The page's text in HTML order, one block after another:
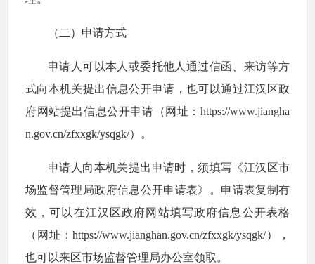
（二）申请方式
申请人可以本人或委托他人通过信函、来访等方
式向本机关提出信息公开申请，也可以通过江汉区政
府网站提出信息公开申请（网址：https://www.jiangha
n.gov.cn/zfxxgk/ysqgk/）。
申请人向本机关提出申请时，须填写《江汉区市
场监督管理局政府信息公开申请表》。申请表复制有
效，可以在江汉区政府网站填写政府信息公开表格
（网址：https://www.jianghan.gov.cn/zfxxgk/ysqgk/），
也可以来区市场监督管理局办公室领取。